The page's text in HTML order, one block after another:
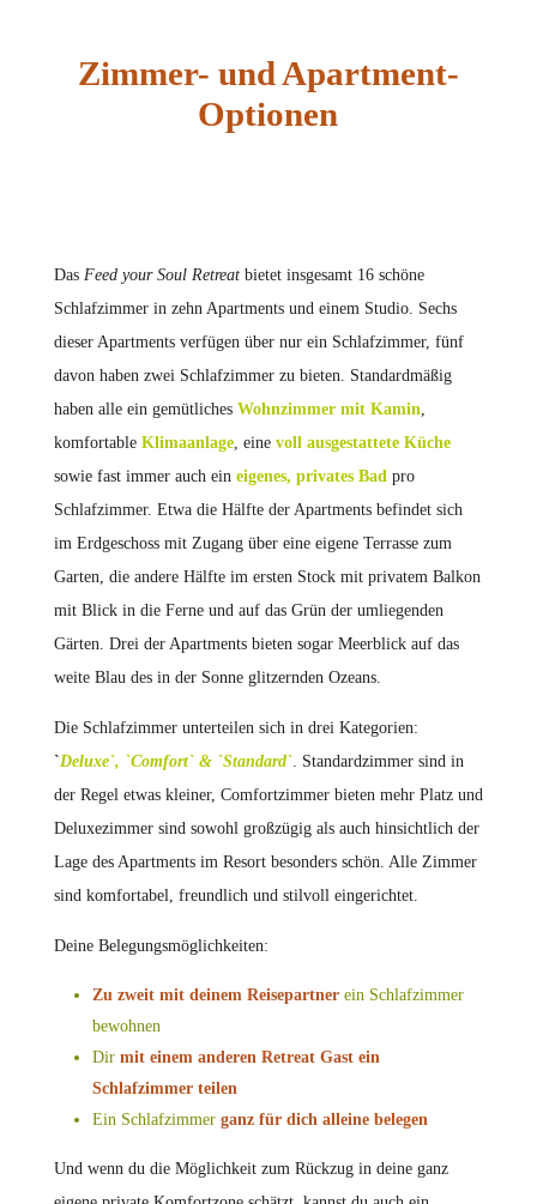
Zimmer- und Apartment-
Optionen
Das Feed your Soul Retreatbietet insgesamt 16 schöne
Schlafzimmer in zehn Apartments und einem Studio. Sechs
dieser Apartments verfügen über nur ein Schlafzimmer, fünf
davon haben zwei Schlafzimmer zu bieten. Standardmäßig
haben alle ein gemütliches Wohnzimmer mit Kamin,
komfortable Klimaanlage, eine voll ausgestattete Küche
sowie fast immer auch ein eigenes, privates Badpro
Schlafzimmer. Etwa die Hälfte der Apartments befindet sich
im Erdgeschoss mit Zugang über eine eigene Terrasse zum
Garten, die andere Hälfte im ersten Stock mit privatem Balkon
mit Blick in die Ferne und auf das Grün der umliegenden
Gärten. Drei der Apartments bieten sogar Meerblick auf das
weite Blau des in der Sonne glitzernden Ozeans.
Die Schlafzimmer unterteilen sich in drei Kategorien:
`Deluxe`, `Comfort` & `Standard`. Standardzimmer sind in
der Regel etwas kleiner, Comfortzimmer bieten mehr Platz und
Deluxezimmer sind sowohl großzügig als auch hinsichtlich der
Lage des Apartments im Resort besonders schön. Alle Zimmer
sind komfortabel, freundlich und stilvoll eingerichtet.
Deine Belegungsmöglichkeiten:
Zu zweit mit deinem Reisepartnerein Schlafzimmer
bewohnen
Dir mit einem anderen Retreat Gast ein
Schlafzimmer teilen
Ein Schlafzimmer ganz für dich alleine belegen
Und wenn du die Möglichkeit zum Rückzug in deine ganz